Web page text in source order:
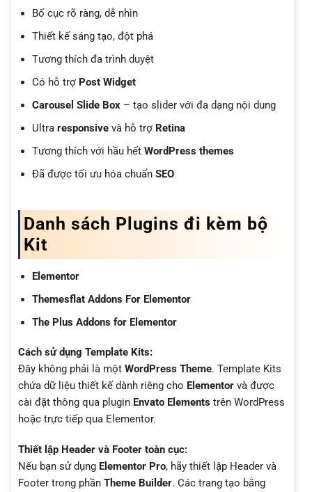
Bố cục rõ ràng, dễ nhìn
Thiết kế sáng tạo, đột phá
Tương thích đa trình duyệt
Có hỗ trợ Post Widget
Carousel Slide Box– tạo slider với đa dạng nội dung
Ultra responsivevà hỗ trợ Retina
Tương thích với hầu hết WordPress themes
Đã được tối ưu hóa chuẩn SEO
Danh sách Plugins đi kèm bộ
Kit
Elementor
Themesflat Addons For Elementor
The Plus Addons for Elementor
Cách sử dụng Template Kits:
Đây không phải là một WordPress Theme. Template Kits
chứa dữ liệu thiết kế dành riêng cho Elementor và được
cài đặt thông qua plugin Envato Elements trên WordPress
hoặc trực tiếp qua Elementor.
Thiết lập Header và Footer toàn cục:
Nếu bạn sử dụng Elementor Pro, hãy thiết lập Header và
Footer trong phần Theme Builder. Các trang tạo bằng